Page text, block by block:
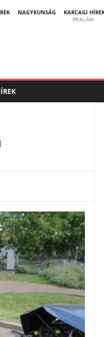
NAGYKUNSÁG
KARCAGI
REKLÁM